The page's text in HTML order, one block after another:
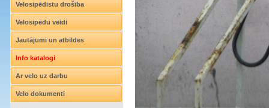
Velosipēdistu drošība
Velosipēdu veidi
Jautājumi un atbildes
Info katalogi
Ar velo uz darbu
Velo dokumenti